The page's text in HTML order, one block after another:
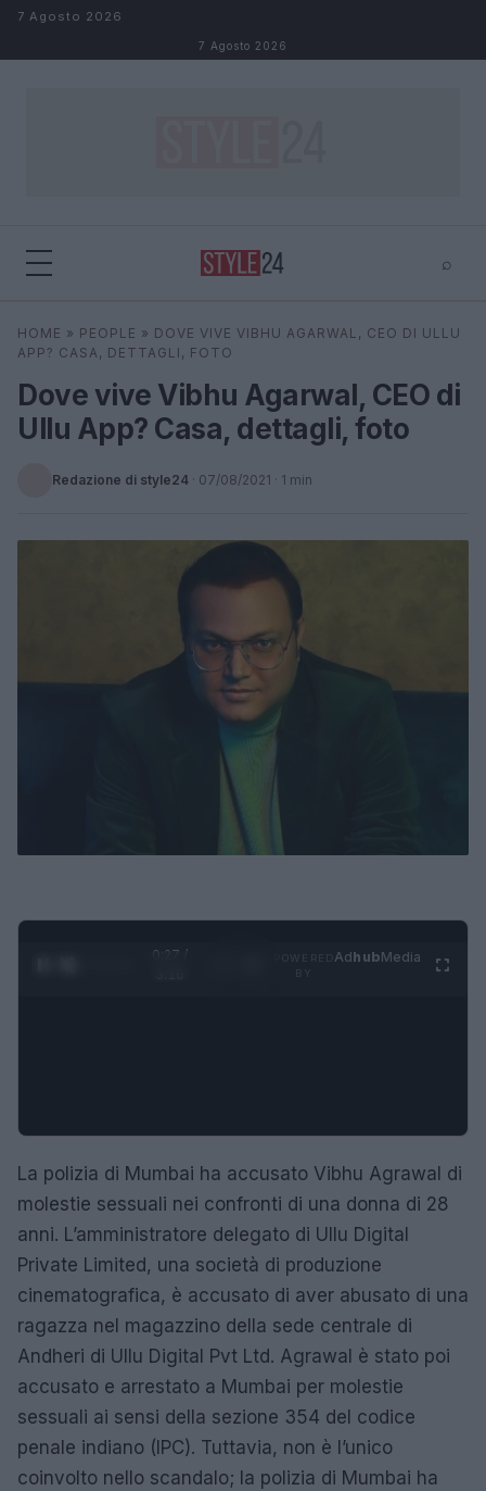
Salta al contenuto
7 Agosto 2026
7 Agosto 2026
⌕
Cerca ⌕ ×
HOME » PEOPLE » DOVE VIVE VIBHU AGARWAL, CEO DI ULLU
APP? CASA, DETTAGLI, FOTO
Dove vive Vibhu Agarwal, CEO di
Ullu App? Casa, dettagli, foto
Redazione di style24 · 07/08/2021 · 1 min
0:28 /
AdhubMedia
La polizia di Mumbai ha accusato Vibhu Agrawal di
molestie sessuali nei confronti di una donna di 28
anni. L’amministratore delegato di Ullu Digital
Private Limited, una società di produzione
cinematografica, è accusato di aver abusato di una
ragazza nel magazzino della sede centrale di
Andheri di Ullu Digital Pvt Ltd. Agrawal è stato poi
accusato e arrestato a Mumbai per molestie
sessuali ai sensi della sezione 354 del codice
penale indiano (IPC). Tuttavia, non è l’unico
coinvolto nello scandalo; la polizia di Mumbai ha